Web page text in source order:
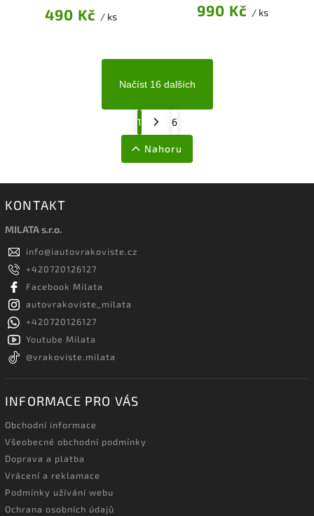
490 Kč / ks 990 Kč / ks
Načíst 16 dalších
1 6
Nahoru
KONTAKT
MILATA s.r.o.
info@iautovrakoviste.cz
+420720126127
Facebook Milata
autovrakoviste_milata
+420720126127
Youtube Milata
@vrakoviste.milata
INFORMACE PRO VÁS
Obchodní informace
Všeobecné obchodní podmínky
Doprava a platba
Vrácení a reklamace
Podmínky užívání webu
Ochrana osobních údajů